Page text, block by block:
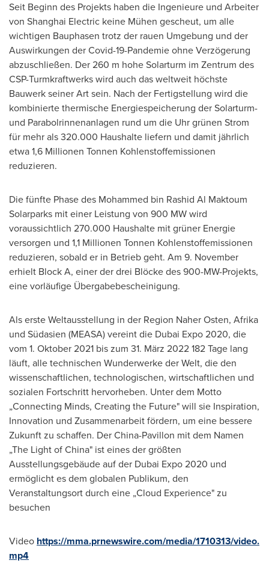
Seit Beginn des Projekts haben die Ingenieure und Arbeiter
von Shanghai Electric keine Mühen gescheut, um alle
wichtigen Bauphasen trotz der rauen Umgebung und der
Auswirkungen der Covid-19-Pandemie ohne Verzögerung
abzuschließen. Der 260 m hohe Solarturm im Zentrum des
CSP-Turmkraftwerks wird auch das weltweit höchste
Bauwerk seiner Art sein. Nach der Fertigstellung wird die
kombinierte thermische Energiespeicherung der Solarturm-
und Parabolrinnenanlagen rund um die Uhr grünen Strom
für mehr als 320.000 Haushalte liefern und damit jährlich
etwa 1,6 Millionen Tonnen Kohlenstoffemissionen
reduzieren.
Die fünfte Phase des Mohammed bin Rashid Al Maktoum
Solarparks mit einer Leistung von 900 MW wird
voraussichtlich 270.000 Haushalte mit grüner Energie
versorgen und 1,1 Millionen Tonnen Kohlenstoffemissionen
reduzieren, sobald er in Betrieb geht. Am 9. November
erhielt Block A, einer der drei Blöcke des 900-MW-Projekts,
eine vorläufige Übergabebescheinigung.
Als erste Weltausstellung in der Region Naher Osten, Afrika
und Südasien (MEASA) vereint die Dubai Expo 2020, die
vom 1. Oktober 2021 bis zum 31. März 2022 182 Tage lang
läuft, alle technischen Wunderwerke der Welt, die den
wissenschaftlichen, technologischen, wirtschaftlichen und
sozialen Fortschritt hervorheben. Unter dem Motto
„Connecting Minds, Creating the Future" will sie Inspiration,
Innovation und Zusammenarbeit fördern, um eine bessere
Zukunft zu schaffen. Der China-Pavillon mit dem Namen
„The Light of China" ist eines der größten
Ausstellungsgebäude auf der Dubai Expo 2020 und
ermöglicht es dem globalen Publikum, den
Veranstaltungsort durch eine „Cloud Experience" zu
besuchen
Video https://mma.prnewswire.com/media/1710313/video.
mp4